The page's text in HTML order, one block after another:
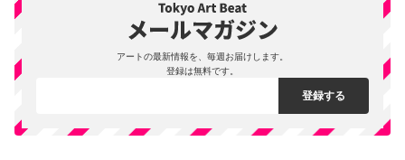
アートの最新情報を、毎週お届けします。
登録は無料です。